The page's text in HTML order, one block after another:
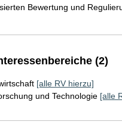
Bewertung und
(2)
[alle RV hierzu]
und Technologie [alle